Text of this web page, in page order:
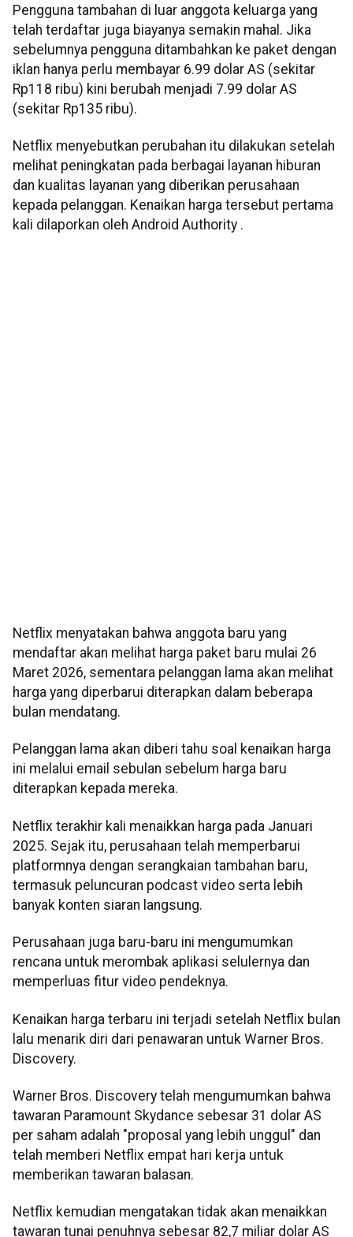
Pengguna tambahan di luar anggota keluarga yang
telah terdaftar juga biayanya semakin mahal. Jika
sebelumnya pengguna ditambahkan ke paket dengan
iklan hanya perlu membayar 6.99 dolar AS (sekitar
Rp118 ribu) kini berubah menjadi 7.99 dolar AS
(sekitar Rp135 ribu).
Netflix menyebutkan perubahan itu dilakukan setelah
melihat peningkatan pada berbagai layanan hiburan
dan kualitas layanan yang diberikan perusahaan
kepada pelanggan. Kenaikan harga tersebut pertama
kali dilaporkan oleh Android Authority .
Netflix menyatakan bahwa anggota baru yang
mendaftar akan melihat harga paket baru mulai 26
Maret 2026, sementara pelanggan lama akan melihat
harga yang diperbarui diterapkan dalam beberapa
bulan mendatang.
Pelanggan lama akan diberi tahu soal kenaikan harga
ini melalui email sebulan sebelum harga baru
diterapkan kepada mereka.
Netflix terakhir kali menaikkan harga pada Januari
2025. Sejak itu, perusahaan telah memperbarui
platformnya dengan serangkaian tambahan baru,
termasuk peluncuran podcast video serta lebih
banyak konten siaran langsung.
Perusahaan juga baru-baru ini mengumumkan
rencana untuk merombak aplikasi selulernya dan
memperluas fitur video pendeknya.
Kenaikan harga terbaru ini terjadi setelah Netflix bulan
lalu menarik diri dari penawaran untuk Warner Bros.
Discovery.
Warner Bros. Discovery telah mengumumkan bahwa
tawaran Paramount Skydance sebesar 31 dolar AS
per saham adalah "proposal yang lebih unggul" dan
telah memberi Netflix empat hari kerja untuk
memberikan tawaran balasan.
Netflix kemudian mengatakan tidak akan menaikkan
tawaran tunai penuhnya sebesar 82,7 miliar dolar AS